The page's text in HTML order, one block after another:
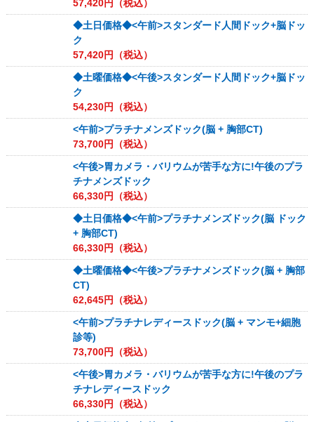
57,420円（税込）
◆土日価格◆<午前>スタンダード人間ドック+脳ドッ
ク
57,420円（税込）
◆土曜価格◆<午後>スタンダード人間ドック+脳ドッ
ク
54,230円（税込）
<午前>プラチナメンズドック(脳 + 胸部CT)
73,700円（税込）
<午後>胃カメラ・バリウムが苦手な方に!午後のプラ
チナメンズドック
66,330円（税込）
◆土日価格◆<午前>プラチナメンズドック(脳 ドック
+ 胸部CT)
66,330円（税込）
◆土曜価格◆<午後>プラチナメンズドック(脳 + 胸部
CT)
62,645円（税込）
<午前>プラチナレディースドック(脳 + マンモ+細胞
診等)
73,700円（税込）
<午後>胃カメラ・バリウムが苦手な方に!午後のプラ
チナレディースドック
66,330円（税込）